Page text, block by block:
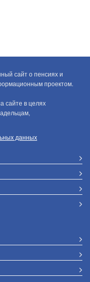
сайт о пенсиях и
проектом.
сайте в целях
данных